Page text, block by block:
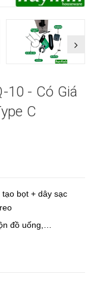
10 - Có Giá
C
bọt + dây sạc
đồ uống,…